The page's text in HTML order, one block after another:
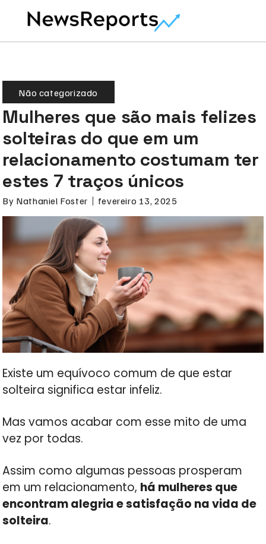
Não categorizado
Mulheres que são mais felizes
solteiras do que em um
relacionamento costumam ter
estes 7 traços únicos
By Nathaniel Foster fevereiro 13, 2025
Existe um equívoco comum de que estar
solteira significa estar infeliz.
Mas vamos acabar com esse mito de uma
vez por todas.
Assim como algumas pessoas prosperam
em um relacionamento, há mulheres que
encontram alegria e satisfação na vida de
solteira.